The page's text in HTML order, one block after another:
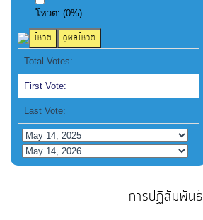
โหวต: (0%)
Total Votes:
First Vote:
Last Vote:
การปฏิสัมพันธ์